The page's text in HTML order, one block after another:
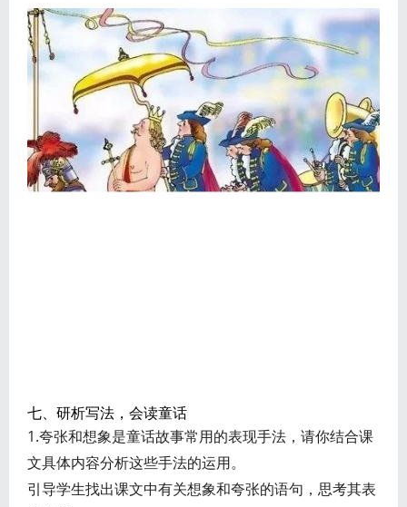
七、研析写法，会读童话
1.夸张和想象是童话故事常用的表现手法，请你结合课
文具体内容分析这些手法的运用。
引导学生找出课文中有关想象和夸张的语句，思考其表